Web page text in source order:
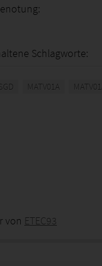
Schlagworte:
SGD MATV01A
von ETEC93